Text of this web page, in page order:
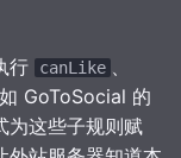
行 canLike
GoToSocial 的
为这些子规则赋